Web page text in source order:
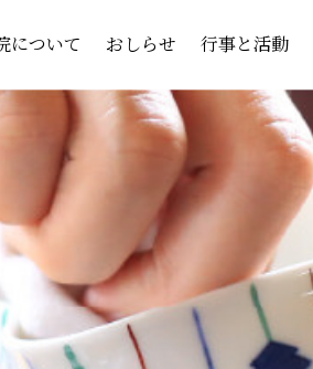
について おしらせ 行事と活動